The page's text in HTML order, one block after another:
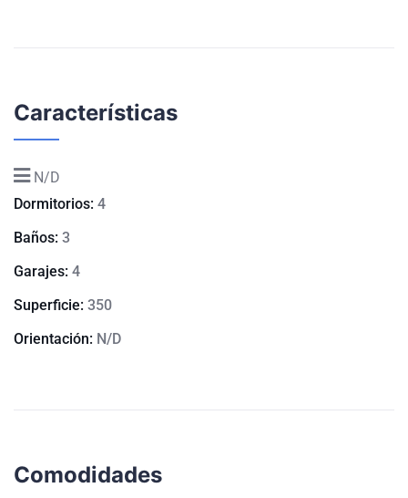
Características
N/D
Dormitorios: 4
Baños: 3
Garajes: 4
Superficie: 350
Orientación: N/D
Comodidades